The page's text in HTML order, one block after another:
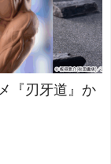
『刃牙道』か